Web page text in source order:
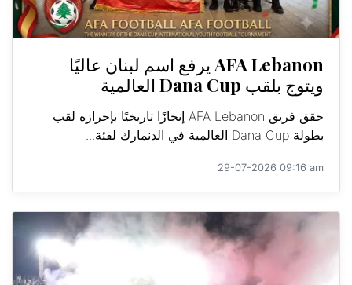
AFA Lebanon يرفع اسم لبنان عاليًا
ويتوج بلقب Dana Cup العالمية
حقق فريق AFA Lebanon إنجازًا تاريخيًا بإحرازه لقب
بطولة Dana Cup العالمية في الدنمارك لفئة...
29-07-2026 09:16 am